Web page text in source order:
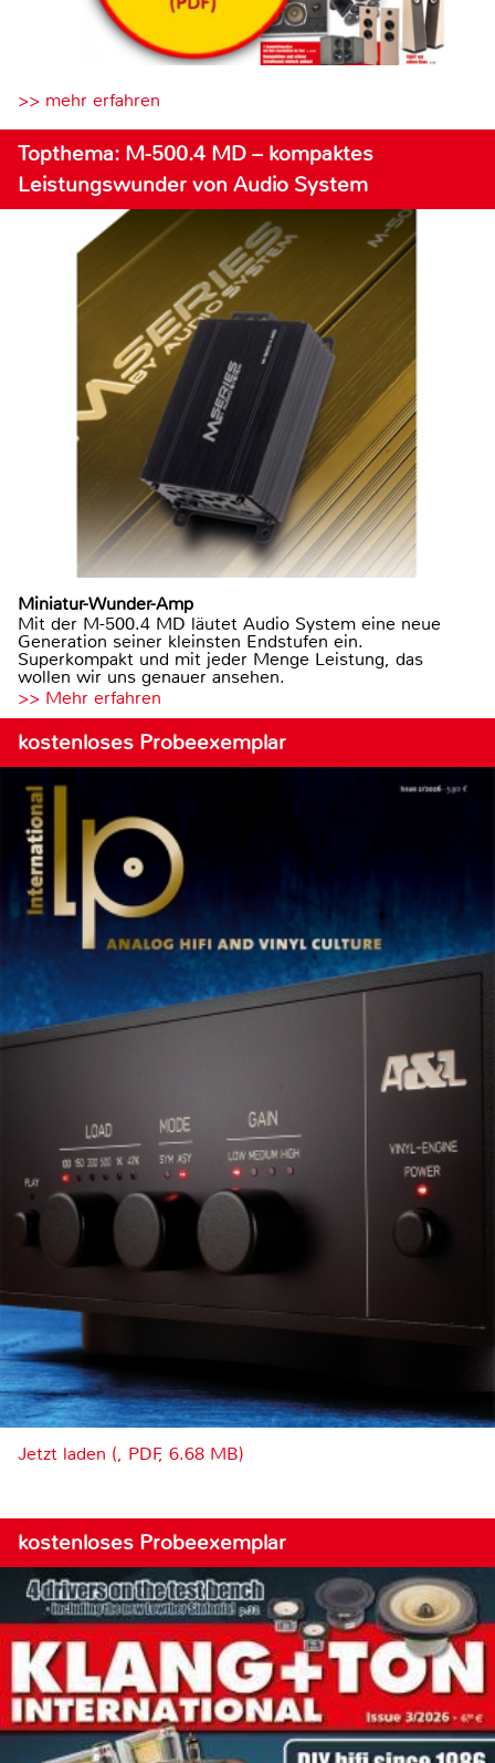
>> mehr erfahren
Topthema: M-500.4 MD – kompaktes
Leistungswunder von Audio System
Miniatur-Wunder-Amp
Mit der M-500.4 MD läutet Audio System eine neue
Generation seiner kleinsten Endstufen ein.
Superkompakt und mit jeder Menge Leistung, das
wollen wir uns genauer ansehen.
>> Mehr erfahren
kostenloses Probeexemplar
Jetzt laden (, PDF, 6.68 MB)
kostenloses Probeexemplar